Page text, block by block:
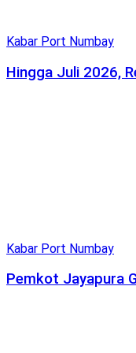
Kabar Port Numbay
Hingga Juli 2026,
Kabar Port Numbay
Pemkot Jayapura